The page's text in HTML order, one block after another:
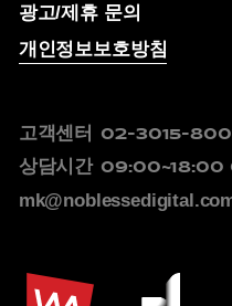
광고/제휴 문의
개인정보보호방침
고객센터 02-3015-
상담시간 09:00~18:00